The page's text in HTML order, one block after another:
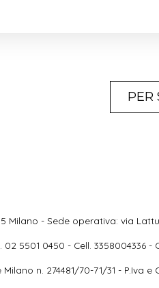
PER
Milano - Sede operativa: via
02 5501 0450 - Cell. 3358004336 -
n. 274481/70-71/31 - P.Iva e